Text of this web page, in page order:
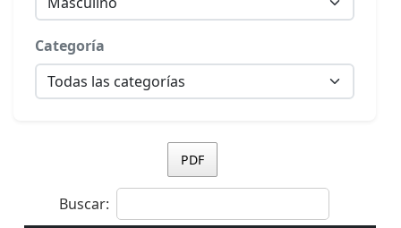
Categoría
PDF
Buscar: